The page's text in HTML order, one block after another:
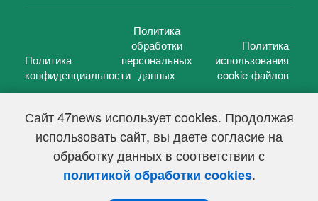
Сайт 47news использует cookies. Продолжая
использовать сайт, вы даете согласие на
обработку данных в соответствии с
политикой обработки cookies.
Политика
конфиденциальности
Политика
обработки
персональных
данных
Политика
использования
cookie-файлов
47 новостей (47 news)2005 — 2026 г.
Свидетельство о регистрации СМИ Эл № ФС 77-39848, выдано
Федеральной службой по надзору в сфере связи,
информационных технологий и массовых коммуникаций